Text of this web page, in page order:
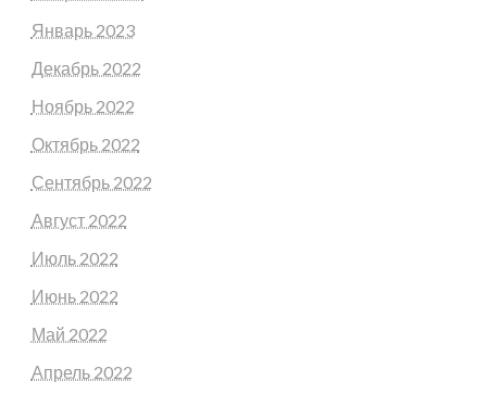
Январь 2023
Декабрь 2022
Ноябрь 2022
Октябрь 2022
Сентябрь 2022
Август 2022
Июль 2022
Июнь 2022
Май 2022
Апрель 2022